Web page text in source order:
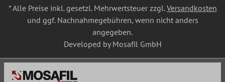
* Alle Preise inkl. gesetzl. Mehrwertsteuer zzgl.Versandkosten
und ggf. Nachnahmegebühren, wenn nicht anders
angegeben.
Developed by Mosafil GmbH